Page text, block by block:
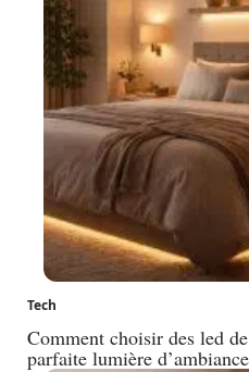
Tech
Comment choisir des led
parfaite lumière d’ambiance